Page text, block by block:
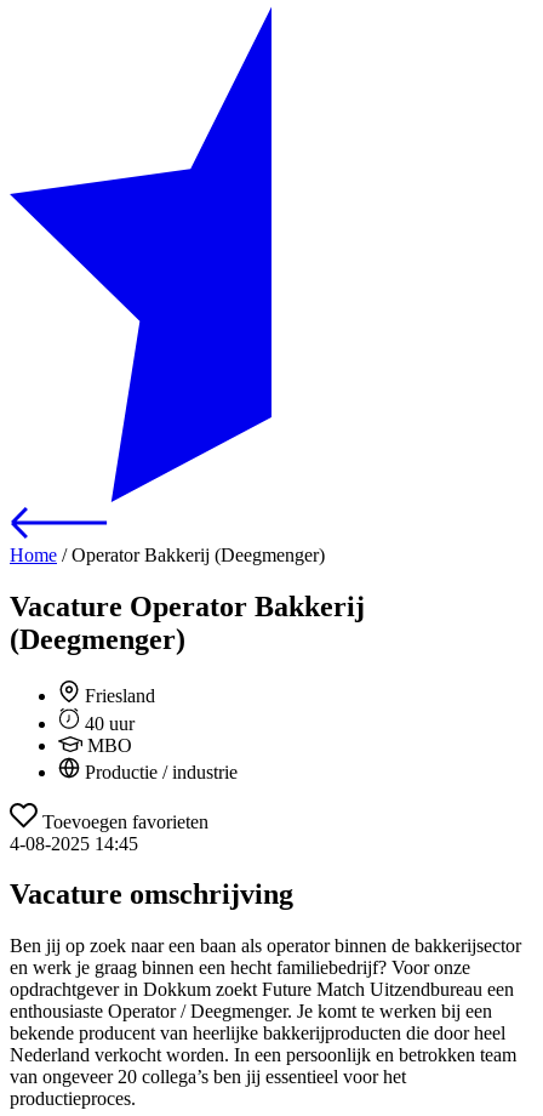
Home /Operator Bakkerij (Deegmenger)
Vacature Operator Bakkerij
(Deegmenger)
Friesland
40 uur
MBO
Productie / industrie
Toevoegen favorieten
4-08-2025 14:45
Vacature omschrijving
Ben jij op zoek naar een baan als operator binnen de bakkerijsector
en werk je graag binnen een hecht familiebedrijf? Voor onze
opdrachtgever in Dokkum zoekt Future Match Uitzendbureau een
enthousiaste Operator / Deegmenger. Je komt te werken bij een
bekende producent van heerlijke bakkerijproducten die door heel
Nederland verkocht worden. In een persoonlijk en betrokken team
van ongeveer 20 collega’s ben jij essentieel voor het
productieproces.